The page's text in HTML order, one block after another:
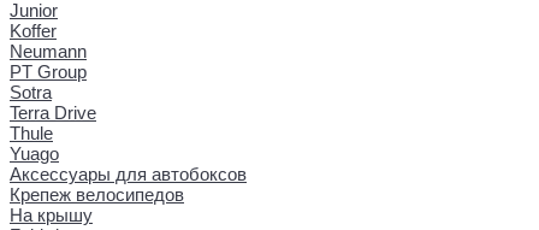
Junior
Koffer
Neumann
PT Group
Sotra
Terra Drive
Thule
Yuago
Аксессуары для автобоксов
Крепеж велосипедов
На крышу